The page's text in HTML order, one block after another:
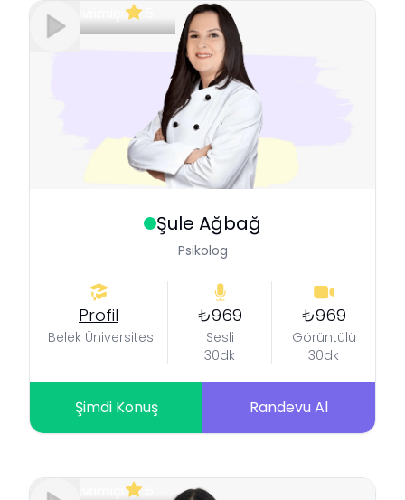
Şule Ağbağ
Psikolog
Profil
Belek Üniversitesi
₺969
Sesli
30dk
₺969
Görüntülü
30dk
Şimdi Konuş Randevu Al